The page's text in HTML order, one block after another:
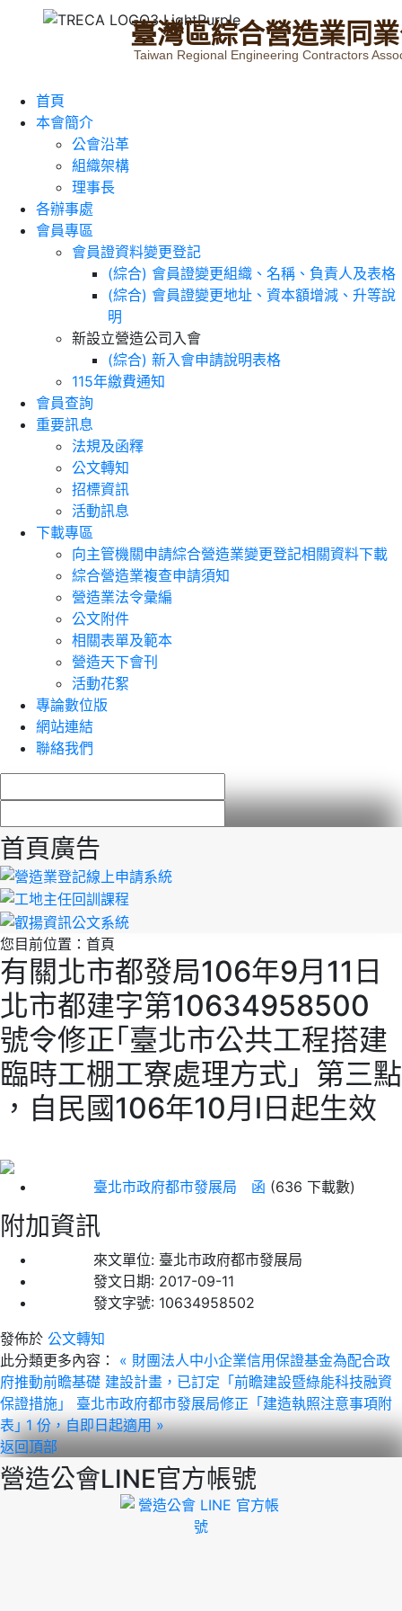
臺灣區綜合營造業同業
Taiwan Regional Engineering Contractors
首頁
本會簡介
公會沿革
組織架構
理事長
各辦事處
會員專區
會員證資料變更登記
(綜合) 會員證變更組織、名稱、負責人及表格
(綜合) 會員證變更地址、資本額增減、升等說
明
新設立營造公司入會
(綜合) 新入會申請說明表格
115年繳費通知
會員查詢
重要訊息
法規及函釋
公文轉知
招標資訊
活動訊息
下載專區
向主管機關申請綜合營造業變更登記相關資料下載
綜合營造業複查申請須知
營造業法令彙編
公文附件
相關表單及範本
營造天下會刊
活動花絮
專論數位版
網站連結
聯絡我們
首頁廣告
您目前位置： 首頁
有關北市都發局106年9月11日
北市都建字第10634958500
號令修正｢臺北市公共工程搭建
臨時工棚工寮處理方式」第三點
，自民國106年10月l日起生效
臺北市政府都市發展局 函 (636 下載數)
附加資訊
來文單位: 臺北市政府都市發展局
發文日期: 2017-09-11
發文字號: 10634958502
發佈於 公文轉知
此分類更多內容：
« 財團法人中小企業信用保證基金為配合政
府推動前瞻基礎 建設計畫，已訂定「前瞻建設暨綠能科技融資
保證措施」 臺北市政府都市發展局修正「建造執照注意事項附
表｣ 1 份，自即日起適用 »
返回頂部
營造公會LINE官方帳號